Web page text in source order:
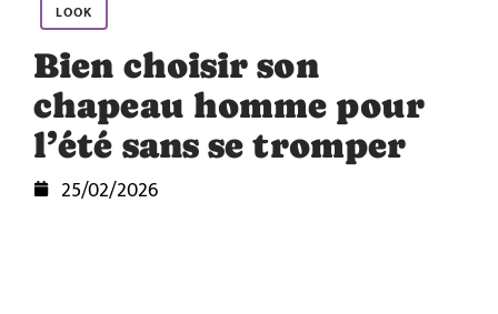
LOOK
Bien choisir son
chapeau homme pour
l’été sans se tromper
25/02/2026